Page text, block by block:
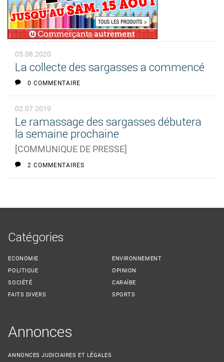
05.08.2020
La collecte des sargasses a commencé
0 COMMENTAIRE
02.07.2019
Le ramassage des sargasses débutera
la semaine prochaine
[COMMUNIQUE DE PRESSE]
2 COMMENTAIRES
Catégories
ECONOMIE
POLITIQUE
SOCIÉTÉ
FAITS DIVERS
ENVIRONNEMENT
OPINION
CARAÏBE
SPORTS
Annonces
ANNONCES JUDICIAIRES ET LÉGALES